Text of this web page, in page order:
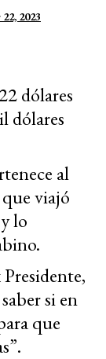
2023
dólares
dólares
al
viajó
lo
si en
que